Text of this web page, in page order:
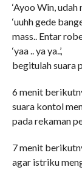
‘Ayoo Win, udah
‘uuhh gede
mass.. Entar
‘yaa .. ya ya..’,
begitulah suara
6 menit
suara kontol
pada rekaman
7 menit
agar istriku